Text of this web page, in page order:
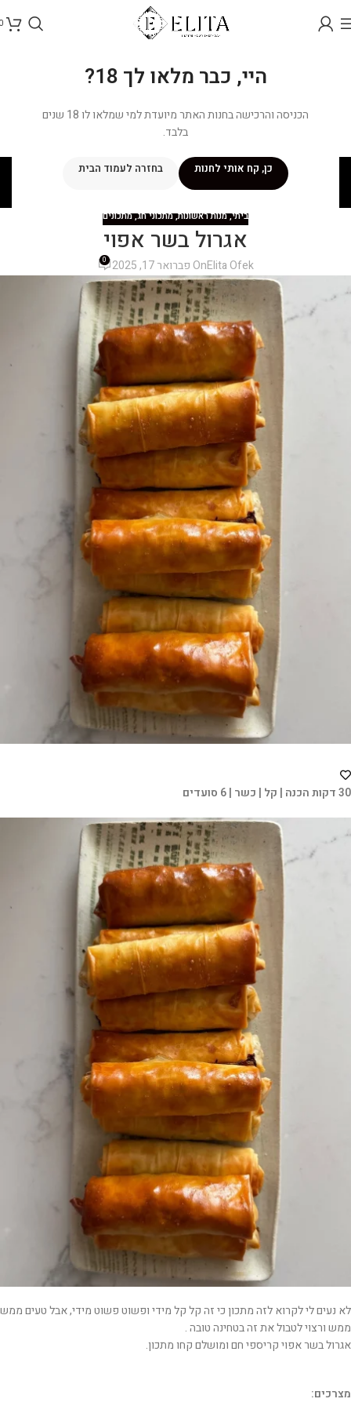
היי, כבר מלאו לך 18?
הכניסה והרכישה בחנות האתר מיועדת למי שמלאו לו 18 שנים
בלבד.
כן, קח אותי לחנות בחזרה לעמוד הביתבלוג
ביתי,מנות ראשונות,מתכוני חג,מתכונים
אגרול בשר אפוי
Elita OfekOn פברואר 17, 2025 0
30 דקות הכנה | קל | כשר | 6 סועדים
לא נעים לי לקרוא לזה מתכון כי זה קל קל מידי ופשוט פשוט מידי, אבל טעים ממש
ממש ורצוי לטבול את זה בטחינה טובה .
אגרול בשר אפוי קריספי חם ומושלם קחו מתכון.
מצרכים: